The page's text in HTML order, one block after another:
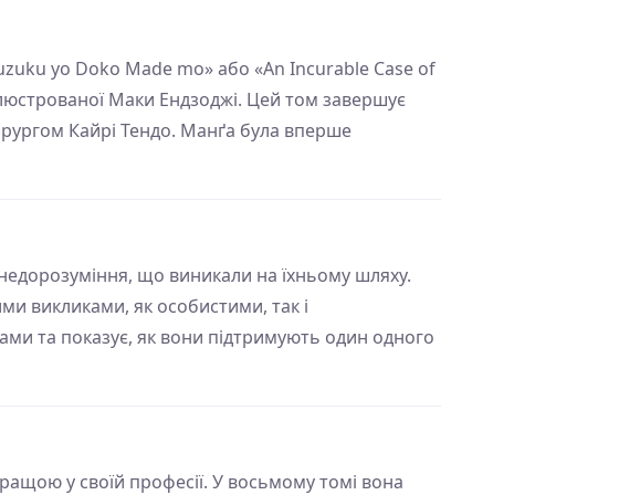
yo Doko Made mo» або «An Incurable Case of
Маки Ендзоджі. Цей том завершує
Кайрі Тендо. Манґа була вперше
що виникали на їхньому шляху.
викликами, як особистими, так і
та показує, як вони підтримують один одного
у своїй професії. У восьмому томі вона